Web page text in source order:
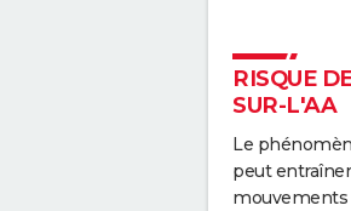
Inondations
Boue
Inondations
Boue
RISQUE
SUR-L'AA
Le
peut
mouvements